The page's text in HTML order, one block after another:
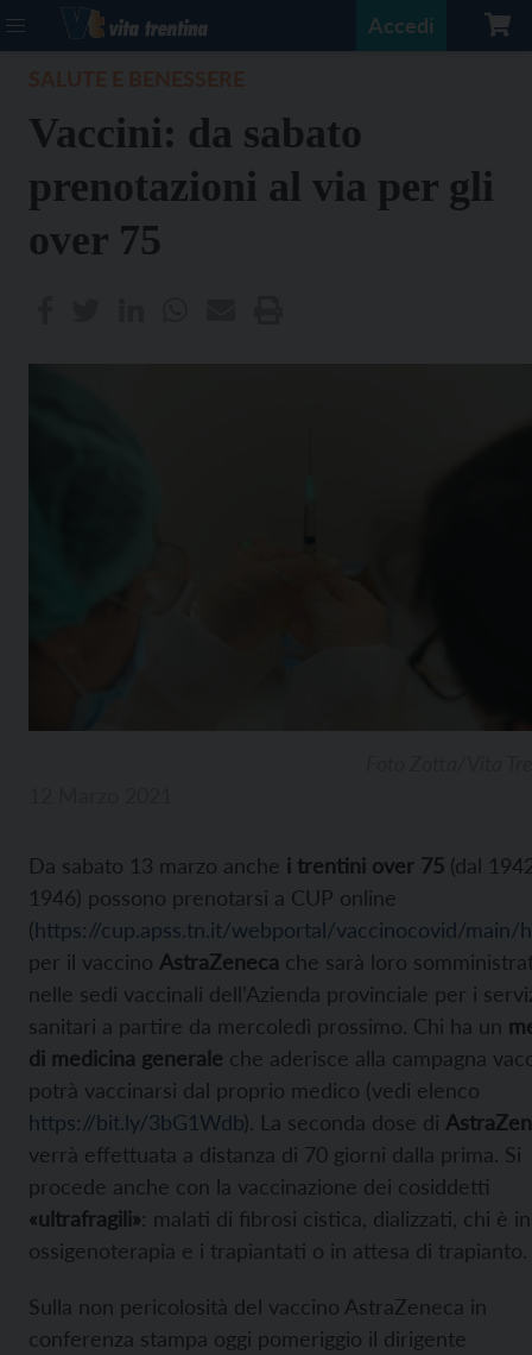
Accedi
Vaccini: da sabato
prenotazioni al via per gli
over 75
Da sabato 13 marzo anche i trentini over 75 (dal
1946) possono prenotarsi a CUP online
(https://cup.apss.tn.it/webportal/vaccinocovid/main/
per il vaccino AstraZeneca che sarà loro
nelle sedi vaccinali dell’Azienda provinciale per i
sanitari a partire da mercoledì prossimo. Chi ha un
di medicina generale che aderisce alla campagna
potrà vaccinarsi dal proprio medico (vedi elenco
https://bit.ly/3bG1Wdb). La seconda dose di
verrà effettuata a distanza di 70 giorni dalla prima. Si
procede anche con la vaccinazione dei cosiddetti
«ultrafragili»: malati di fibrosi cistica, dializzati, chi è in
ossigenoterapia e i trapiantati o in attesa di trapianto.
Sulla non pericolosità del vaccino AstraZeneca in
conferenza stampa oggi pomeriggio il dirigente